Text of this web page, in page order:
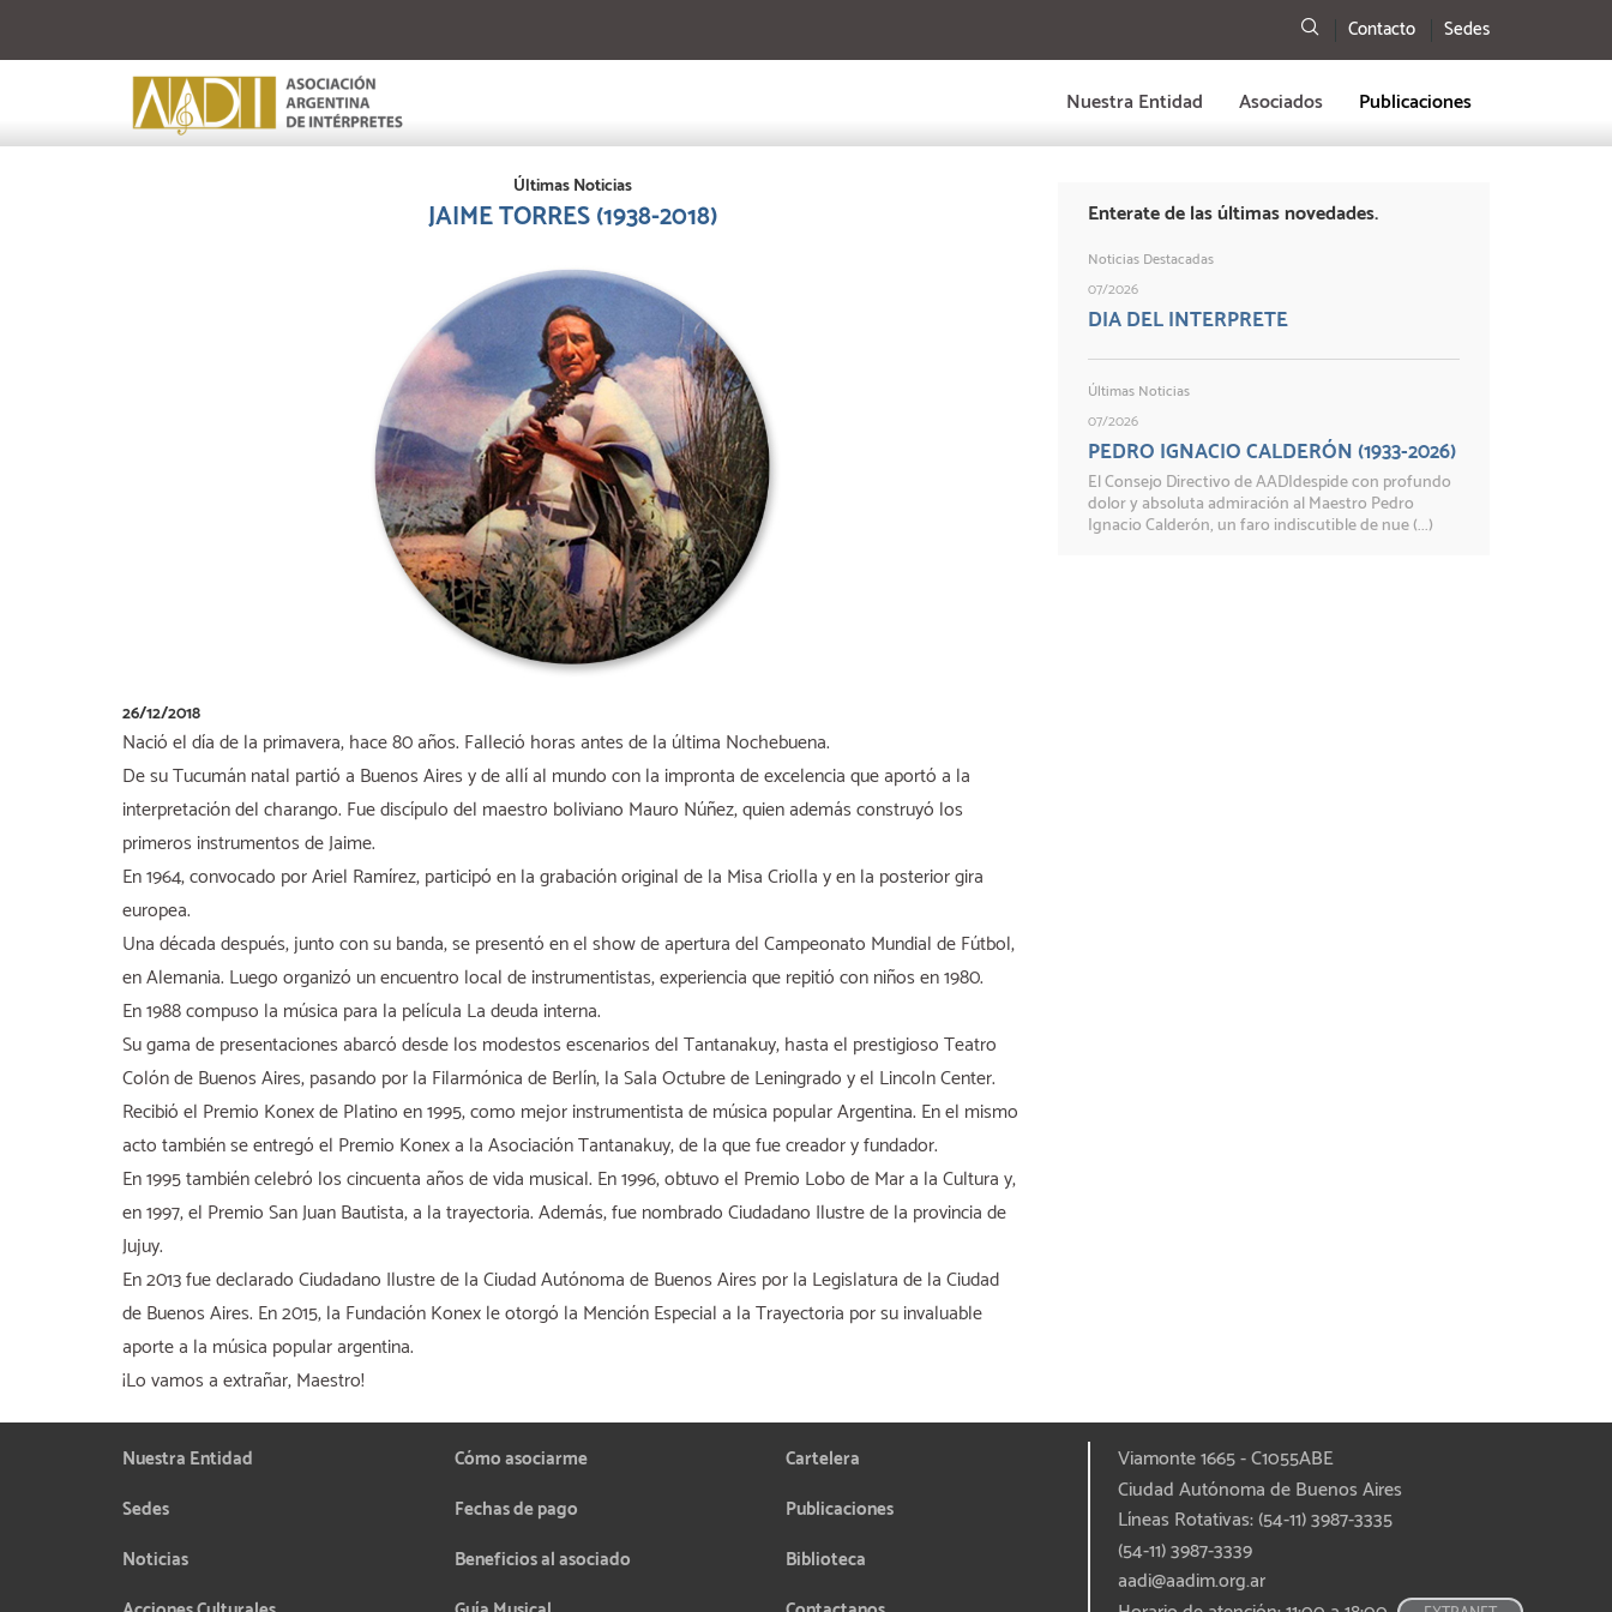
BuscarContacto Sedes
Nuestra Entidad Asociados Publicaciones
Últimas Noticias
JAIME TORRES (1938-2018)
26/12/2018
Nació el día de la primavera, hace 80 años. Falleció horas antes de la última Nochebuena.
De su Tucumán natal partió a Buenos Aires y de allí al mundo con la impronta de excelencia que aportó a la
interpretación del charango. Fue discípulo del maestro boliviano Mauro Núñez, quien además construyó los
primeros instrumentos de Jaime.
En 1964, convocado por Ariel Ramírez, participó en la grabación original de la Misa Criolla y en la posterior gira
europea.
Una década después, junto con su banda, se presentó en el show de apertura del Campeonato Mundial de Fútbol,
en Alemania. Luego organizó un encuentro local de instrumentistas, experiencia que repitió con niños en 1980.
En 1988 compuso la música para la película La deuda interna.
Su gama de presentaciones abarcó desde los modestos escenarios del Tantanakuy, hasta el prestigioso Teatro
Colón de Buenos Aires, pasando por la Filarmónica de Berlín, la Sala Octubre de Leningrado y el Lincoln Center.
Recibió el Premio Konex de Platino en 1995, como mejor instrumentista de música popular Argentina. En el mismo
acto también se entregó el Premio Konex a la Asociación Tantanakuy, de la que fue creador y fundador.
En 1995 también celebró los cincuenta años de vida musical. En 1996, obtuvo el Premio Lobo de Mar a la Cultura y,
en 1997, el Premio San Juan Bautista, a la trayectoria. Además, fue nombrado Ciudadano Ilustre de la provincia de
Jujuy.
En 2013 fue declarado Ciudadano Ilustre de la Ciudad Autónoma de Buenos Aires por la Legislatura de la Ciudad
de Buenos Aires. En 2015, la Fundación Konex le otorgó la Mención Especial a la Trayectoria por su invaluable
aporte a la música popular argentina.
¡Lo vamos a extrañar, Maestro!
Enterate de las últimas novedades.
Noticias Destacadas
07/2026
DIA DEL INTERPRETE
Últimas Noticias
07/2026
PEDRO IGNACIO CALDERÓN (1933-2026)
El Consejo Directivo de AADIdespide con profundo
dolor y absoluta admiración al Maestro Pedro
Ignacio Calderón, un faro indiscutible de nue (...)
Nuestra Entidad
Sedes
Noticias
Cómo asociarme
Fechas de pago
Beneficios al asociado
Cartelera
Publicaciones
Biblioteca
Viamonte 1665 - C1055ABE
Ciudad Autónoma de Buenos Aires
Líneas Rotativas: (54-11) 3987-3335
(54-11) 3987-3339
aadi@aadim.org.ar